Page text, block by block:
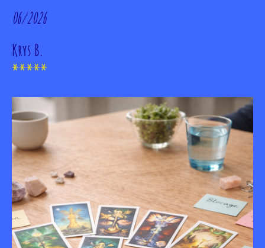
06/2026
Krys B.
*****